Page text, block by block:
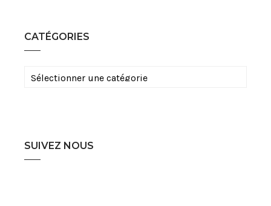
CATÉGORIES
Catégories
SUIVEZ NOUS